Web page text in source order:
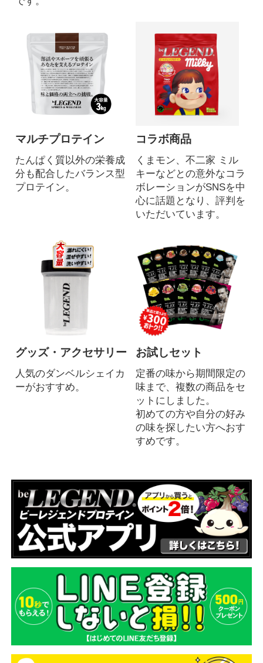
マルチプロテイン
たんぱく質以外の栄養成
分も配合したバランス型
プロテイン。
コラボ商品
くまモン、不二家 ミル
キーなどとの意外なコラ
ボレーションがSNSを中
心に話題となり、評判を
いただいています。
グッズ・アクセサリー
人気のダンベルシェイカ
ーがおすすめ。
お試しセット
定番の味から期間限定の
味まで、複数の商品をセ
ットにしました。
初めての方や自分の好み
の味を探したい方へおす
すめです。